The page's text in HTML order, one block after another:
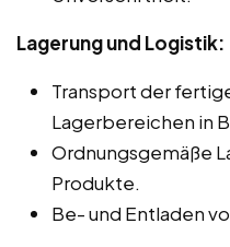
Lagerung und Logistik:
Transport der
Lagerbereichen in
Ordnungsgemäße
Produkte.
Be- und Entladen